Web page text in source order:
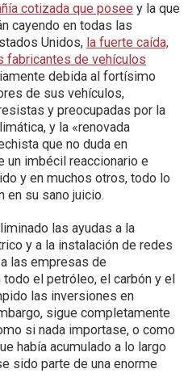
cotizada que posee y la que
cayendo en todas las
Unidos, la fuerte caída,
fabricantes de vehículos
debida al fortísimo
de sus vehículos,
y preocupadas por la
y la «renovada
que no duda en
un imbécil reaccionario e
y en muchos otros, todo lo
en su sano juicio.
las ayudas a la
y a la instalación de redes
las empresas de
el petróleo, el carbón y el
las inversiones en
sigue completamente
si nada importase, o como
había acumulado a lo largo
sido parte de una enorme